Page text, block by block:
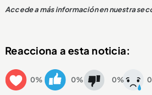
Accede a más información en nuestra
Reacciona a esta noticia:
0% 0% 0%